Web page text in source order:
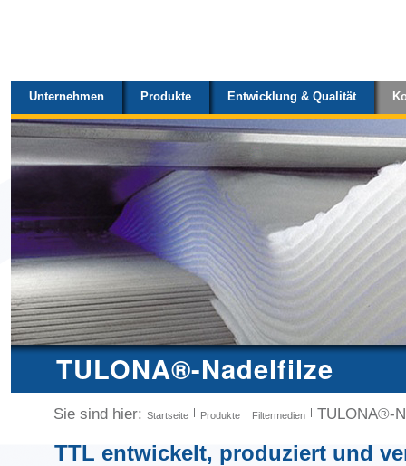
Inhalt
|
Direkt
zur
Navigation
Unternehmen Produkte Entwicklung & Qualität
TULONA®-Nadelfilze
Sie sind hier: Startseite Produkte Filtermedien TULONA®-
TTL entwickelt, produziert und